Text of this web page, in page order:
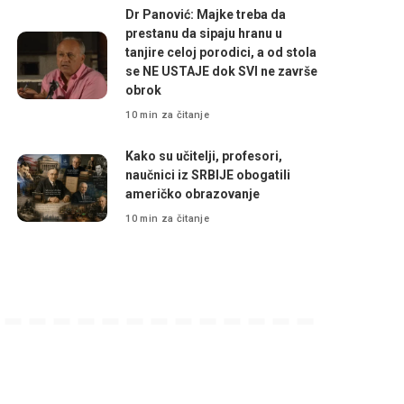
Dr Panović: Majke treba da
prestanu da sipaju hranu u
tanjire celoj porodici, a od stola
se NE USTAJE dok SVI ne završe
obrok
10 min za čitanje
Kako su učitelji, profesori,
naučnici iz SRBIJE obogatili
američko obrazovanje
10 min za čitanje